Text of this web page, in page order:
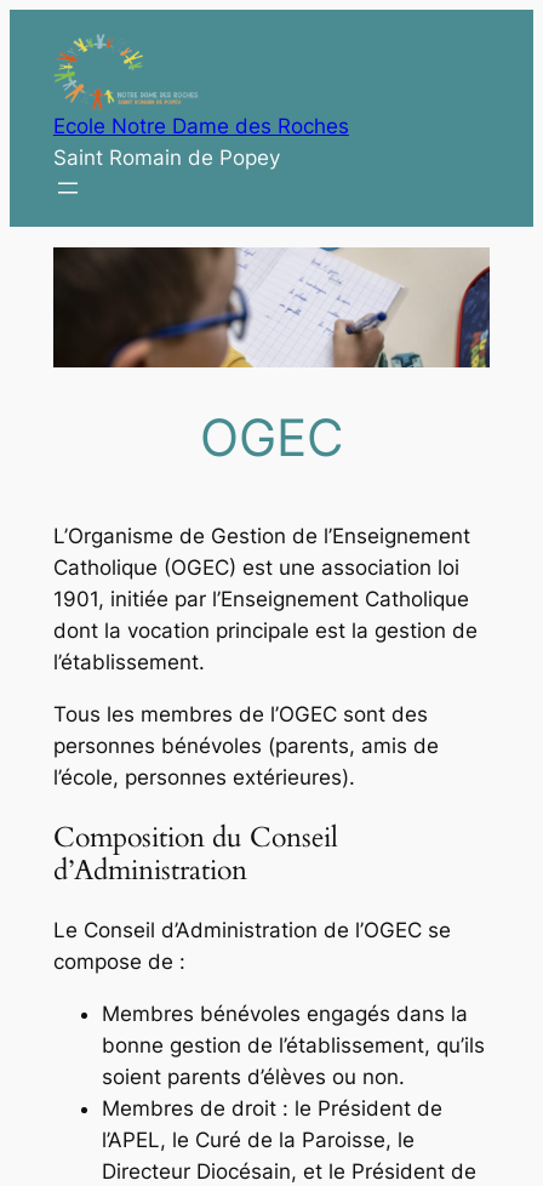
contenu
Ecole Notre Dame des Roches
Saint Romain de Popey
OGEC
L’Organisme de Gestion de l’Enseignement
Catholique (OGEC) est une association loi
1901, initiée par l’Enseignement Catholique
dont la vocation principale est la gestion de
l’établissement.
Tous les membres de l’OGEC sont des
personnes bénévoles (parents, amis de
l’école, personnes extérieures).
Composition du Conseil
d’Administration
Le Conseil d’Administration de l’OGEC se
compose de :
Membres bénévoles engagés dans la
bonne gestion de l’établissement, qu’ils
soient parents d’élèves ou non.
Membres de droit : le Président de
l’APEL, le Curé de la Paroisse, le
Directeur Diocésain, et le Président de